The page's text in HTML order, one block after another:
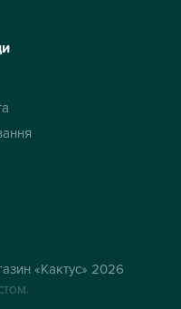
«Кактус» 2026